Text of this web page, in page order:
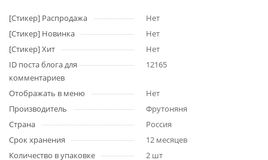
[Стикер] Распродажа
Нет
[Стикер] Новинка
Нет
[Стикер] Хит
Нет
ID поста блога для
комментариев
12165
Отображать в меню
Нет
Производитель
Фрутоняня
Страна
Россия
Срок хранения
12 месяцев
Количество в упаковке
2 шт